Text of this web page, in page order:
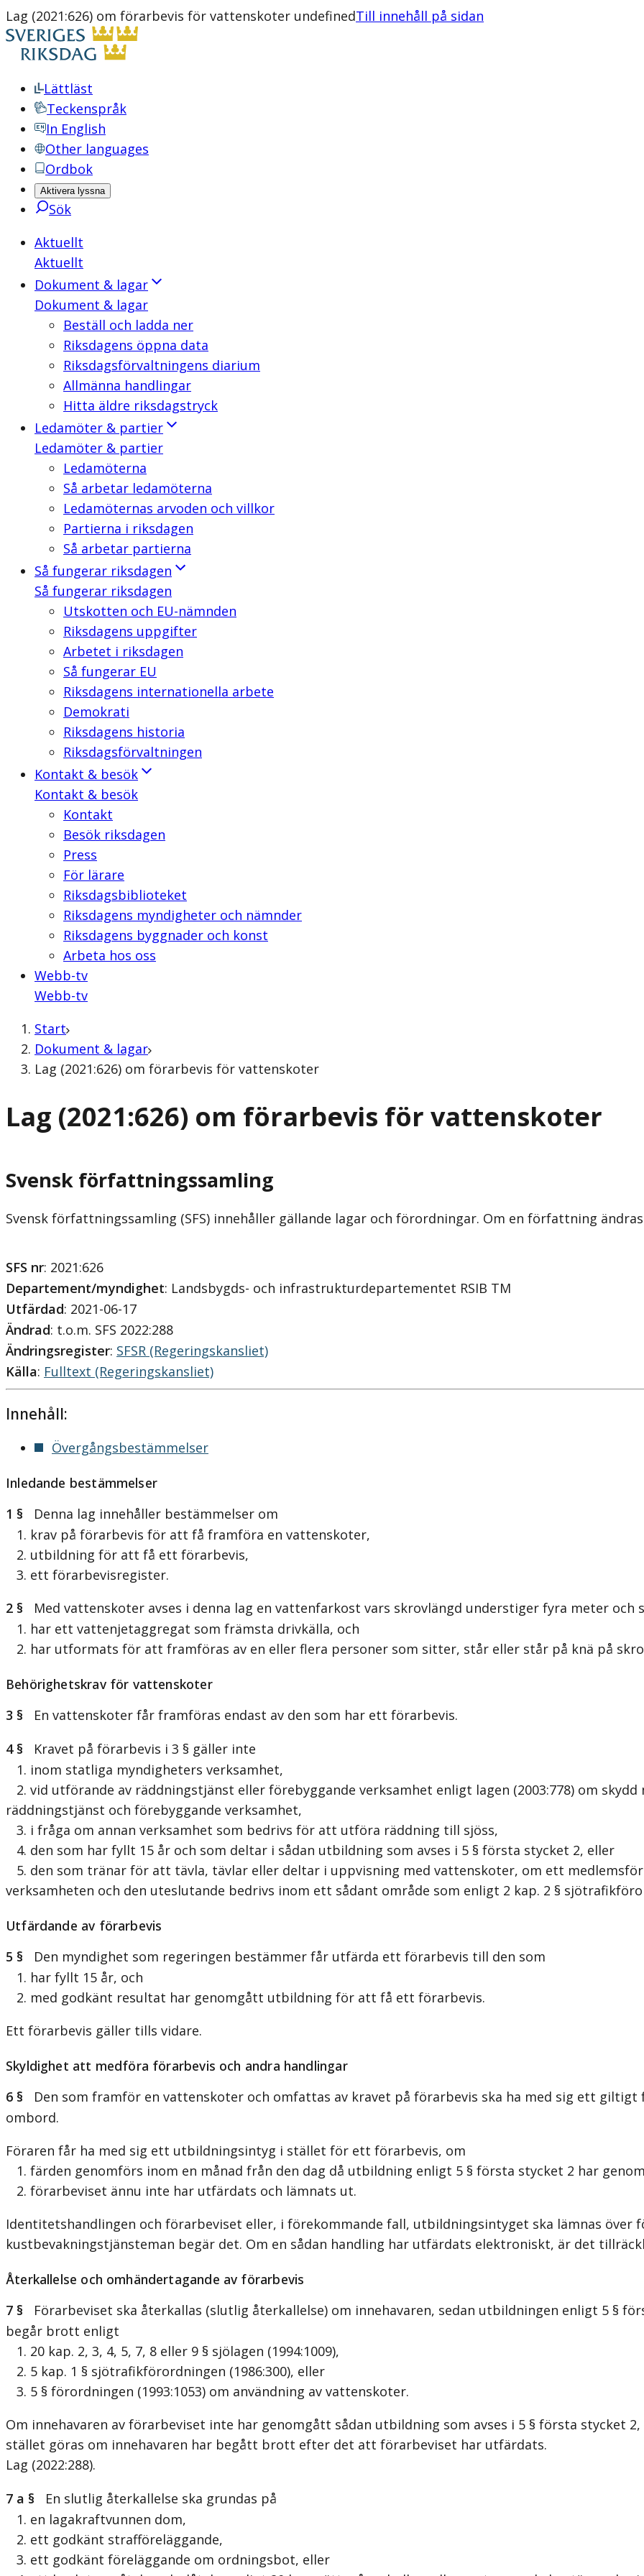
Lag (2021:626) om förarbevis för vattenskoter undefinedTill innehåll på sidan
Lättläst
Teckenspråk
In English
Other languages
Ordbok
Aktivera lyssna
Sök
Aktuellt
Aktuellt
Dokument & lagar
Dokument & lagar
Beställ och ladda ner
Riksdagens öppna data
Riksdagsförvaltningens diarium
Allmänna handlingar
Hitta äldre riksdagstryck
Ledamöter & partier
Ledamöter & partier
Ledamöterna
Så arbetar ledamöterna
Ledamöternas arvoden och villkor
Partierna i riksdagen
Så arbetar partierna
Så fungerar riksdagen
Så fungerar riksdagen
Utskotten och EU-nämnden
Riksdagens uppgifter
Arbetet i riksdagen
Så fungerar EU
Riksdagens internationella arbete
Demokrati
Riksdagens historia
Riksdagsförvaltningen
Kontakt & besök
Kontakt & besök
Kontakt
Besök riksdagen
Press
För lärare
Riksdagsbiblioteket
Riksdagens myndigheter och nämnder
Riksdagens byggnader och konst
Arbeta hos oss
Webb-tv
Webb-tv
Start
Dokument & lagar
Lag (2021:626) om förarbevis för vattenskoter
Lag (2021:626) om förarbevis för vattenskoter
Svensk författningssamling
Svensk författningssamling (SFS) innehåller gällande lagar och förordningar. Om en författning
SFS nr: 2021:626
Departement/myndighet: Landsbygds- och infrastrukturdepartementet RSIB TM
Utfärdad: 2021-06-17
Ändrad: t.o.m. SFS 2022:288
Ändringsregister: SFSR (Regeringskansliet)
Källa: Fulltext (Regeringskansliet)
Innehåll:
Övergångsbestämmelser
Inledande bestämmelser
1 § Denna lag innehåller bestämmelser om
1. krav på förarbevis för att få framföra en vattenskoter,
2. utbildning för att få ett förarbevis,
3. ett förarbevisregister.
2 § Med vattenskoter avses i denna lag en vattenfarkost vars skrovlängd understiger fyra meter och
1. har ett vattenjetaggregat som främsta drivkälla, och
2. har utformats för att framföras av en eller flera personer som sitter, står eller står på knä på
Behörighetskrav för vattenskoter
3 § En vattenskoter får framföras endast av den som har ett förarbevis.
4 § Kravet på förarbevis i 3 § gäller inte
1. inom statliga myndigheters verksamhet,
2. vid utförande av räddningstjänst eller förebyggande verksamhet enligt lagen (2003:778) om
räddningstjänst och förebyggande verksamhet,
3. i fråga om annan verksamhet som bedrivs för att utföra räddning till sjöss,
4. den som har fyllt 15 år och som deltar i sådan utbildning som avses i 5 § första stycket 2, eller
5. den som tränar för att tävla, tävlar eller deltar i uppvisning med vattenskoter, om ett
verksamheten och den uteslutande bedrivs inom ett sådant område som enligt 2 kap. 2 §
Utfärdande av förarbevis
5 § Den myndighet som regeringen bestämmer får utfärda ett förarbevis till den som
1. har fyllt 15 år, och
2. med godkänt resultat har genomgått utbildning för att få ett förarbevis.
Ett förarbevis gäller tills vidare.
Skyldighet att medföra förarbevis och andra handlingar
6 § Den som framför en vattenskoter och omfattas av kravet på förarbevis ska ha med sig ett
ombord.
Föraren får ha med sig ett utbildningsintyg i stället för ett förarbevis, om
1. färden genomförs inom en månad från den dag då utbildning enligt 5 § första stycket 2 har
2. förarbeviset ännu inte har utfärdats och lämnats ut.
Identitetshandlingen och förarbeviset eller, i förekommande fall, utbildningsintyget ska lämnas över
kustbevakningstjänsteman begär det. Om en sådan handling har utfärdats elektroniskt, är det
Återkallelse och omhändertagande av förarbevis
7 § Förarbeviset ska återkallas (slutlig återkallelse) om innehavaren, sedan utbildningen enligt 5 §
begår brott enligt
1. 20 kap. 2, 3, 4, 5, 7, 8 eller 9 § sjölagen (1994:1009),
2. 5 kap. 1 § sjötrafikförordningen (1986:300), eller
3. 5 § förordningen (1993:1053) om användning av vattenskoter.
Om innehavaren av förarbeviset inte har genomgått sådan utbildning som avses i 5 § första stycket
stället göras om innehavaren har begått brott efter det att förarbeviset har utfärdats.
Lag (2022:288).
7 a § En slutlig återkallelse ska grundas på
1. en lagakraftvunnen dom,
2. ett godkänt strafföreläggande,
3. ett godkänt föreläggande om ordningsbot, eller